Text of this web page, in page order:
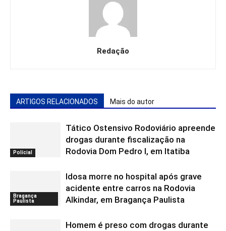
Redação
ARTIGOS RELACIONADOS Mais do autor
Polícial
Tático Ostensivo Rodoviário apreende
drogas durante fiscalização na
Rodovia Dom Pedro I, em Itatiba
Bragança
Paulista
Idosa morre no hospital após grave
acidente entre carros na Rodovia
Alkindar, em Bragança Paulista
Homem é preso com drogas durante